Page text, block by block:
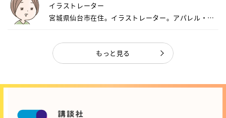
イラストレーター
宮城県仙台市在住。イラストレーター。アパレル・キ
もっと見る